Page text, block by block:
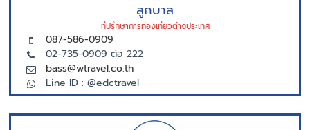
ลูกบาส
ที่ปรึกษาการท่องเที่ยวต่างประเทศ
087-586-0909
02-735-0909 ต่อ 222
bass@wtravel.co.th
Line ID : @edctravel